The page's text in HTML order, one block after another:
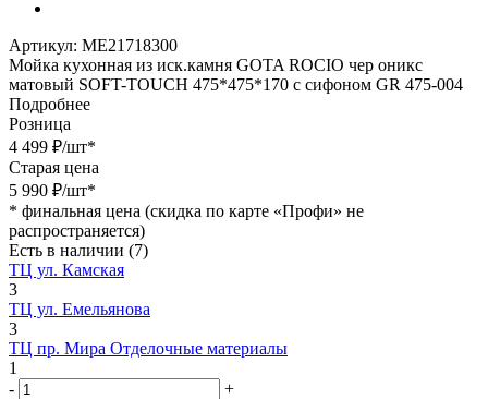
Артикул: МЕ21718300
Мойка кухонная из иск.камня GOTA ROCIO чер оникс
матовый SOFT-TOUCH 475*475*170 с сифоном GR 475-004
Подробнее
Розница
4 499 ₽/шт*
Старая цена
5 990 ₽/шт*
* финальная цена (скидка по карте «Профи» не
распространяется)
Есть в наличии (7)
ТЦ ул. Камская
3
ТЦ ул. Емельянова
3
ТЦ пр. Мира Отделочные материалы
1
-
+